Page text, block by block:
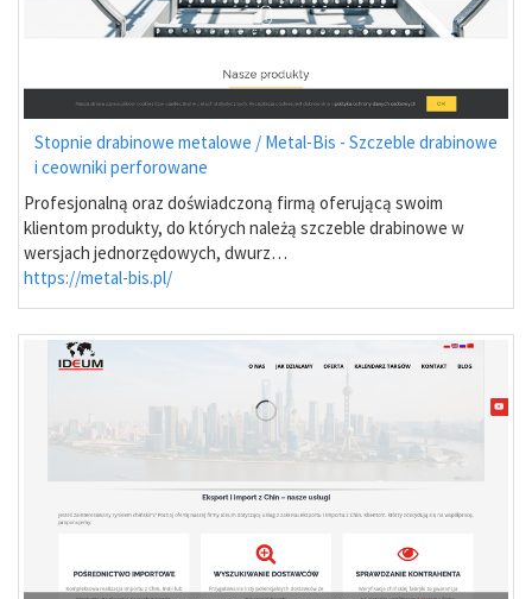
Stopnie drabinowe metalowe / Metal-Bis - Szczeble drabinowe
i ceowniki perforowane
Profesjonalną oraz doświadczoną firmą oferującą swoim
klientom produkty, do których należą szczeble drabinowe w
wersjach jednorzędowych, dwurz…
https://metal-bis.pl/